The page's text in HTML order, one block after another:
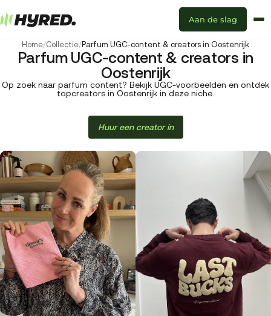
Aan de slag
Home/Collectie/Parfum UGC-content & creators in Oostenrijk
Parfum UGC-content & creators in
Oostenrijk
Op zoek naar parfum content? Bekijk UGC-voorbeelden en ontdek
topcreators in Oostenrijk in deze niche.
Huur een creator in